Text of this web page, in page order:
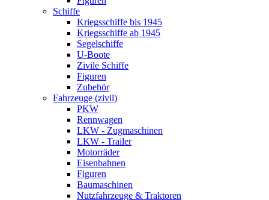
Schiffe
Kriegsschiffe bis 1945
Kriegsschiffe ab 1945
Segelschiffe
U-Boote
Zivile Schiffe
Figuren
Zubehör
Fahrzeuge (zivil)
PKW
Rennwagen
LKW - Zugmaschinen
LKW - Trailer
Motorräder
Eisenbahnen
Figuren
Baumaschinen
Nutzfahrzeuge & Traktoren